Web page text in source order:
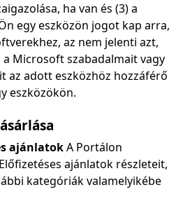
ha van és (3) a
egy eszközön jogot kap arra,
az nem jelenti azt,
Microsoft szabadalmait vagy
az adott eszközhöz hozzáférő
eszközökön.
ajánlatokA Portálon
ajánlatok részleteit,
kategóriák valamelyikébe